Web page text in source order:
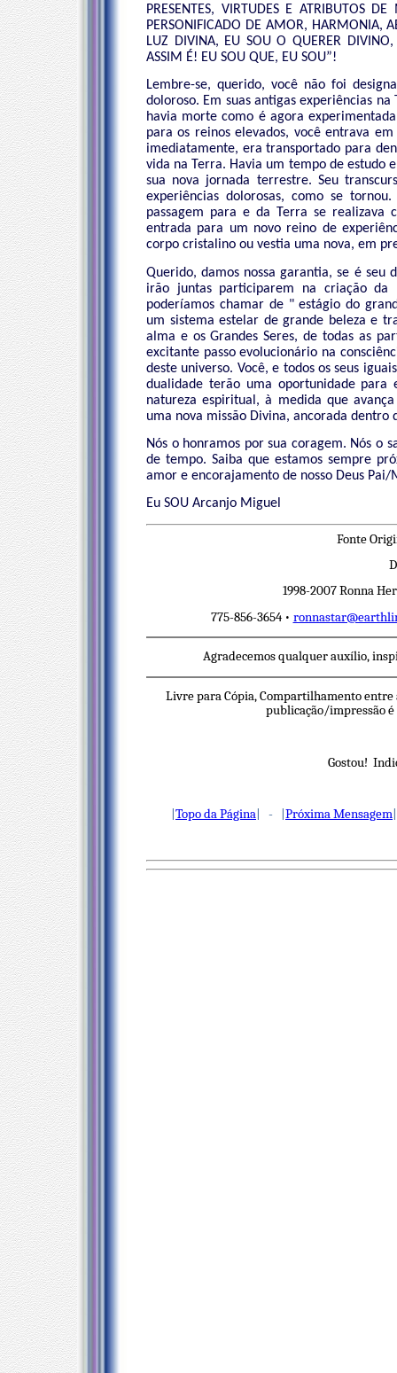
PRESENTES, VIRTUDES E ATRIBUTOS
PERSONIFICADO DE AMOR, HARMONIA,
LUZ DIVINA, EU SOU O QUERER
ASSIM É! EU SOU QUE, EU SOU”!
Lembre-se, querido, você não foi
doloroso. Em suas antigas experiências
havia morte como é agora
para os reinos elevados, você entrava
imediatamente, era transportado para
vida na Terra. Havia um tempo de estudo
sua nova jornada terrestre. Seu
experiências dolorosas, como se
passagem para e da Terra se
entrada para um novo reino de
corpo cristalino ou vestia uma nova, em
Querido, damos nossa garantia, se é seu
irão juntas participarem na criação da
poderíamos chamar de " estágio do
um sistema estelar de grande beleza e
alma e os Grandes Seres, de todas as
excitante passo evolucionário na
deste universo. Você, e todos os seus
dualidade terão uma oportunidade para
natureza espiritual, à medida que
uma nova missão Divina, ancorada dentro
Nós o honramos por sua coragem. Nós o
de tempo. Saiba que estamos sempre
amor e encorajamento de nosso Deus Pai/
Eu SOU Arcanjo Miguel
Fonte
1998-2007 Ronna
775-856-3654 •
Agradecemos qualquer auxílio,
Livre para Cópia, Compartilhamento
publicação/impressão
Gostou!
Topo da Página | - | Próxima Mensagem